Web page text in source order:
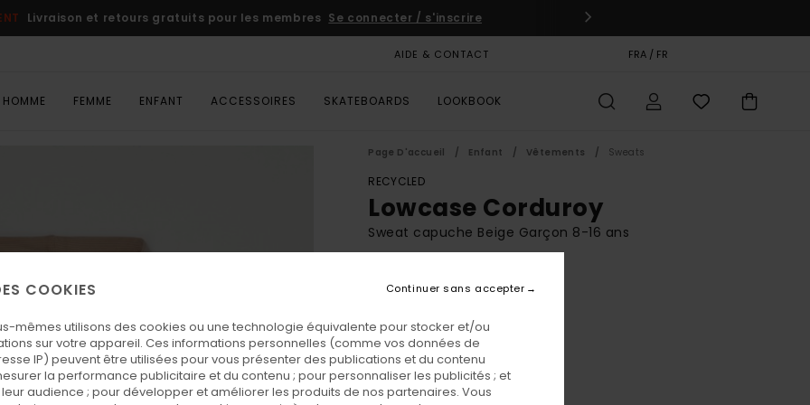
Livraison et retours gratuits pour les membres Se connecter / s'inscrire
AIDE & CONTACT FRA / FR
HOMME FEMME ENFANT ACCESSOIRES SKATEBOARDS LOOKBOOK
Page D'accueil Enfant Vêtements Sweats
RECYCLED
Lowcase Corduroy
Sweat capuche Beige Garçon 8-16 ans
65,00 €
CouleurHumus
COOKIES
mêmes utilisons des cookies ou une technologie équivalente pour stocker et/ou
sur votre appareil. Ces informations personnelles (comme vos données de
IP) peuvent être utilisées pour vous présenter des publications et du contenu
la performance publicitaire et du contenu ; pour personnaliser les publicités ; et
audience ; pour développer et améliorer les produits de nos partenaires. Vous
Continuer sans accepter